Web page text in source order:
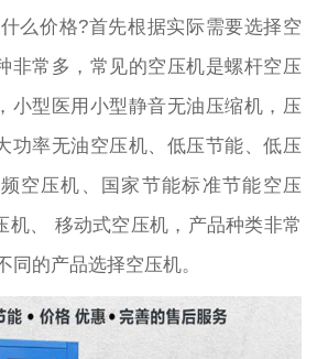
么价格?首先根据实际需要选择空
非常多，常见的空压机是螺杆空压
小型医用小型静音无油压缩机，压
功率无油空压机、低压节能、低压
空压机、国家节能标准节能空压
机、 移动式空压机，产品种类非常
同的产品选择空压机。